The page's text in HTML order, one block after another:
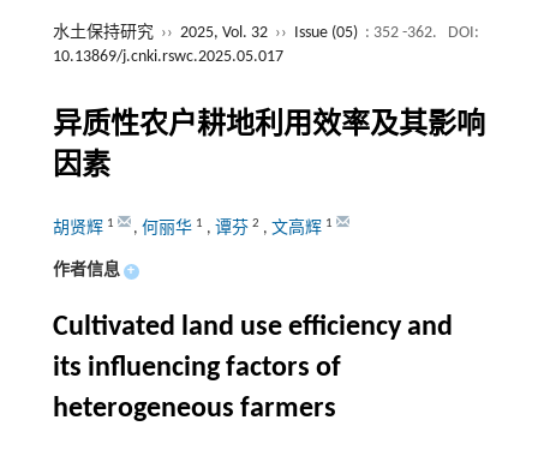
水土保持研究 ›› 2025, Vol. 32 ›› Issue (05) : 352 -362.
DOI:
10.13869/j.cnki.rswc.2025.05.017
异质性农户耕地利用效率及其影响
因素
胡贤辉 1 , 何丽华 1 , 谭芬 2 , 文高辉 1
作者信息 +
Cultivated land use efficiency and
its influencing factors of
heterogeneous farmers